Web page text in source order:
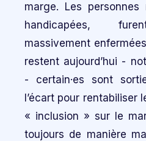
marge. Les
handicapées,
massivement
restent aujourd’hui -
- certain·es sont
l’écart pour rentabiliser
« inclusion » sur le
toujours de manière